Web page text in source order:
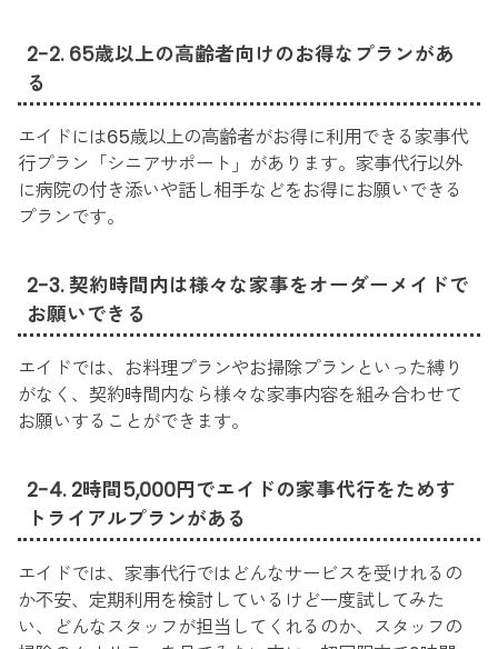
2-2. 65歳以上の高齢者向けのお得なプランがあ
る
エイドには65歳以上の高齢者がお得に利用できる家事代
行プラン「シニアサポート」があります。家事代行以外
に病院の付き添いや話し相手などをお得にお願いできる
プランです。
2-3. 契約時間内は様々な家事をオーダーメイドで
お願いできる
エイドでは、お料理プランやお掃除プランといった縛り
がなく、契約時間内なら様々な家事内容を組み合わせて
お願いすることができます。
2-4. 2時間5,000円でエイドの家事代行をためす
トライアルプランがある
エイドでは、家事代行ではどんなサービスを受けれるの
か不安、定期利用を検討しているけど一度試してみた
い、どんなスタッフが担当してくれるのか、スタッフの